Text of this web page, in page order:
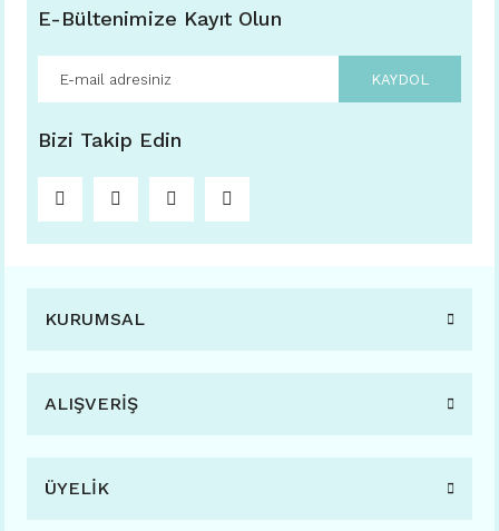
E-Bültenimize Kayıt Olun
KAYDOL
Bizi Takip Edin
KURUMSAL
ALIŞVERİŞ
ÜYELİK